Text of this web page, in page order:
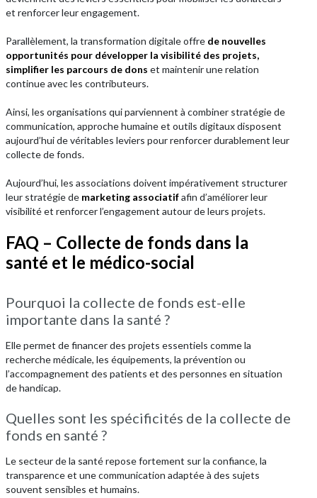
et renforcer leur engagement.
Parallèlement, la transformation digitale offre de nouvelles
opportunités pour développer la visibilité des projets,
simplifier les parcours de dons et maintenir une relation
continue avec les contributeurs.
Ainsi, les organisations qui parviennent à combiner stratégie de
communication, approche humaine et outils digitaux disposent
aujourd’hui de véritables leviers pour renforcer durablement leur
collecte de fonds.
Aujourd’hui, les associations doivent impérativement structurer
leur stratégie de marketing associatifafin d’améliorer leur
visibilité et renforcer l’engagement autour de leurs projets.
FAQ – Collecte de fonds dans la
santé et le médico-social
Pourquoi la collecte de fonds est-elle
importante dans la santé ?
Elle permet de financer des projets essentiels comme la
recherche médicale, les équipements, la prévention ou
l’accompagnement des patients et des personnes en situation
de handicap.
Quelles sont les spécificités de la collecte de
fonds en santé ?
Le secteur de la santé repose fortement sur la confiance, la
transparence et une communication adaptée à des sujets
souvent sensibles et humains.